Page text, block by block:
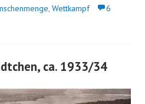
, Wettkampf
6
ca. 1933/34